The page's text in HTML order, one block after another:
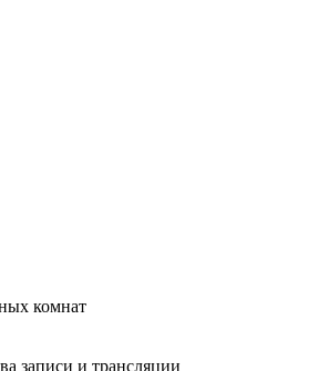
комнат
записи и трансляции